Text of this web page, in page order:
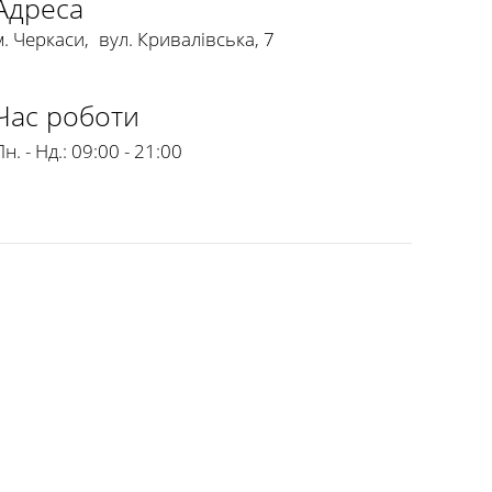
Черкаси, вул. Кривалівська, 7
роботи
- Нд.: 09:00 - 21:00